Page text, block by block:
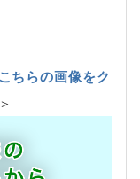
ちらの画像をク
＞